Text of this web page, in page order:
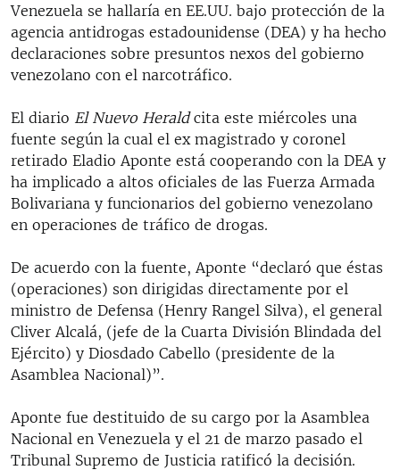
Venezuela se hallaría en EE.UU. bajo protección de la
agencia antidrogas estadounidense (DEA) y ha hecho
declaraciones sobre presuntos nexos del gobierno
venezolano con el narcotráfico.
El diario El Nuevo Heraldcita este miércoles una
fuente según la cual el ex magistrado y coronel
retirado Eladio Aponte está cooperando con la DEA y
ha implicado a altos oficiales de las Fuerza Armada
Bolivariana y funcionarios del gobierno venezolano
en operaciones de tráfico de drogas.
De acuerdo con la fuente, Aponte “declaró que éstas
(operaciones) son dirigidas directamente por el
ministro de Defensa (Henry Rangel Silva), el general
Cliver Alcalá, (jefe de la Cuarta División Blindada del
Ejército) y Diosdado Cabello (presidente de la
Asamblea Nacional)”.
Aponte fue destituido de su cargo por la Asamblea
Nacional en Venezuela y el 21 de marzo pasado el
Tribunal Supremo de Justicia ratificó la decisión.